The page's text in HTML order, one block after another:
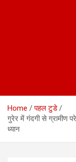
Home
पहल टुडे
गुरेर में गंदगी से ग्रामीण
ध्यान